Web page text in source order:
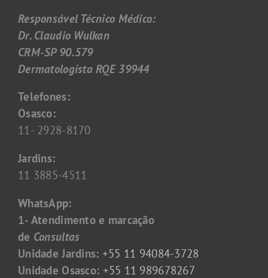
Responsável Técnico Médico:
Dr. Claudio Wulkan
CRM-SP 90.579
Dermatologista RQE 39944
Telefones:
Osasco:
11- 2928-8170
Jardins:
11 3885-4511
WhatsApp:
1- Atendimento e marcação
de Consultas
Unidade Jardins: +55 11 94084-3728
Unidade Osasco: +55 11 989678267